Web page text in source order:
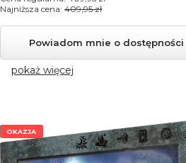
Najniższa cena: 409,95 zł
Powiadom mnie o dostępności
pokaż więcej
OKAZJA